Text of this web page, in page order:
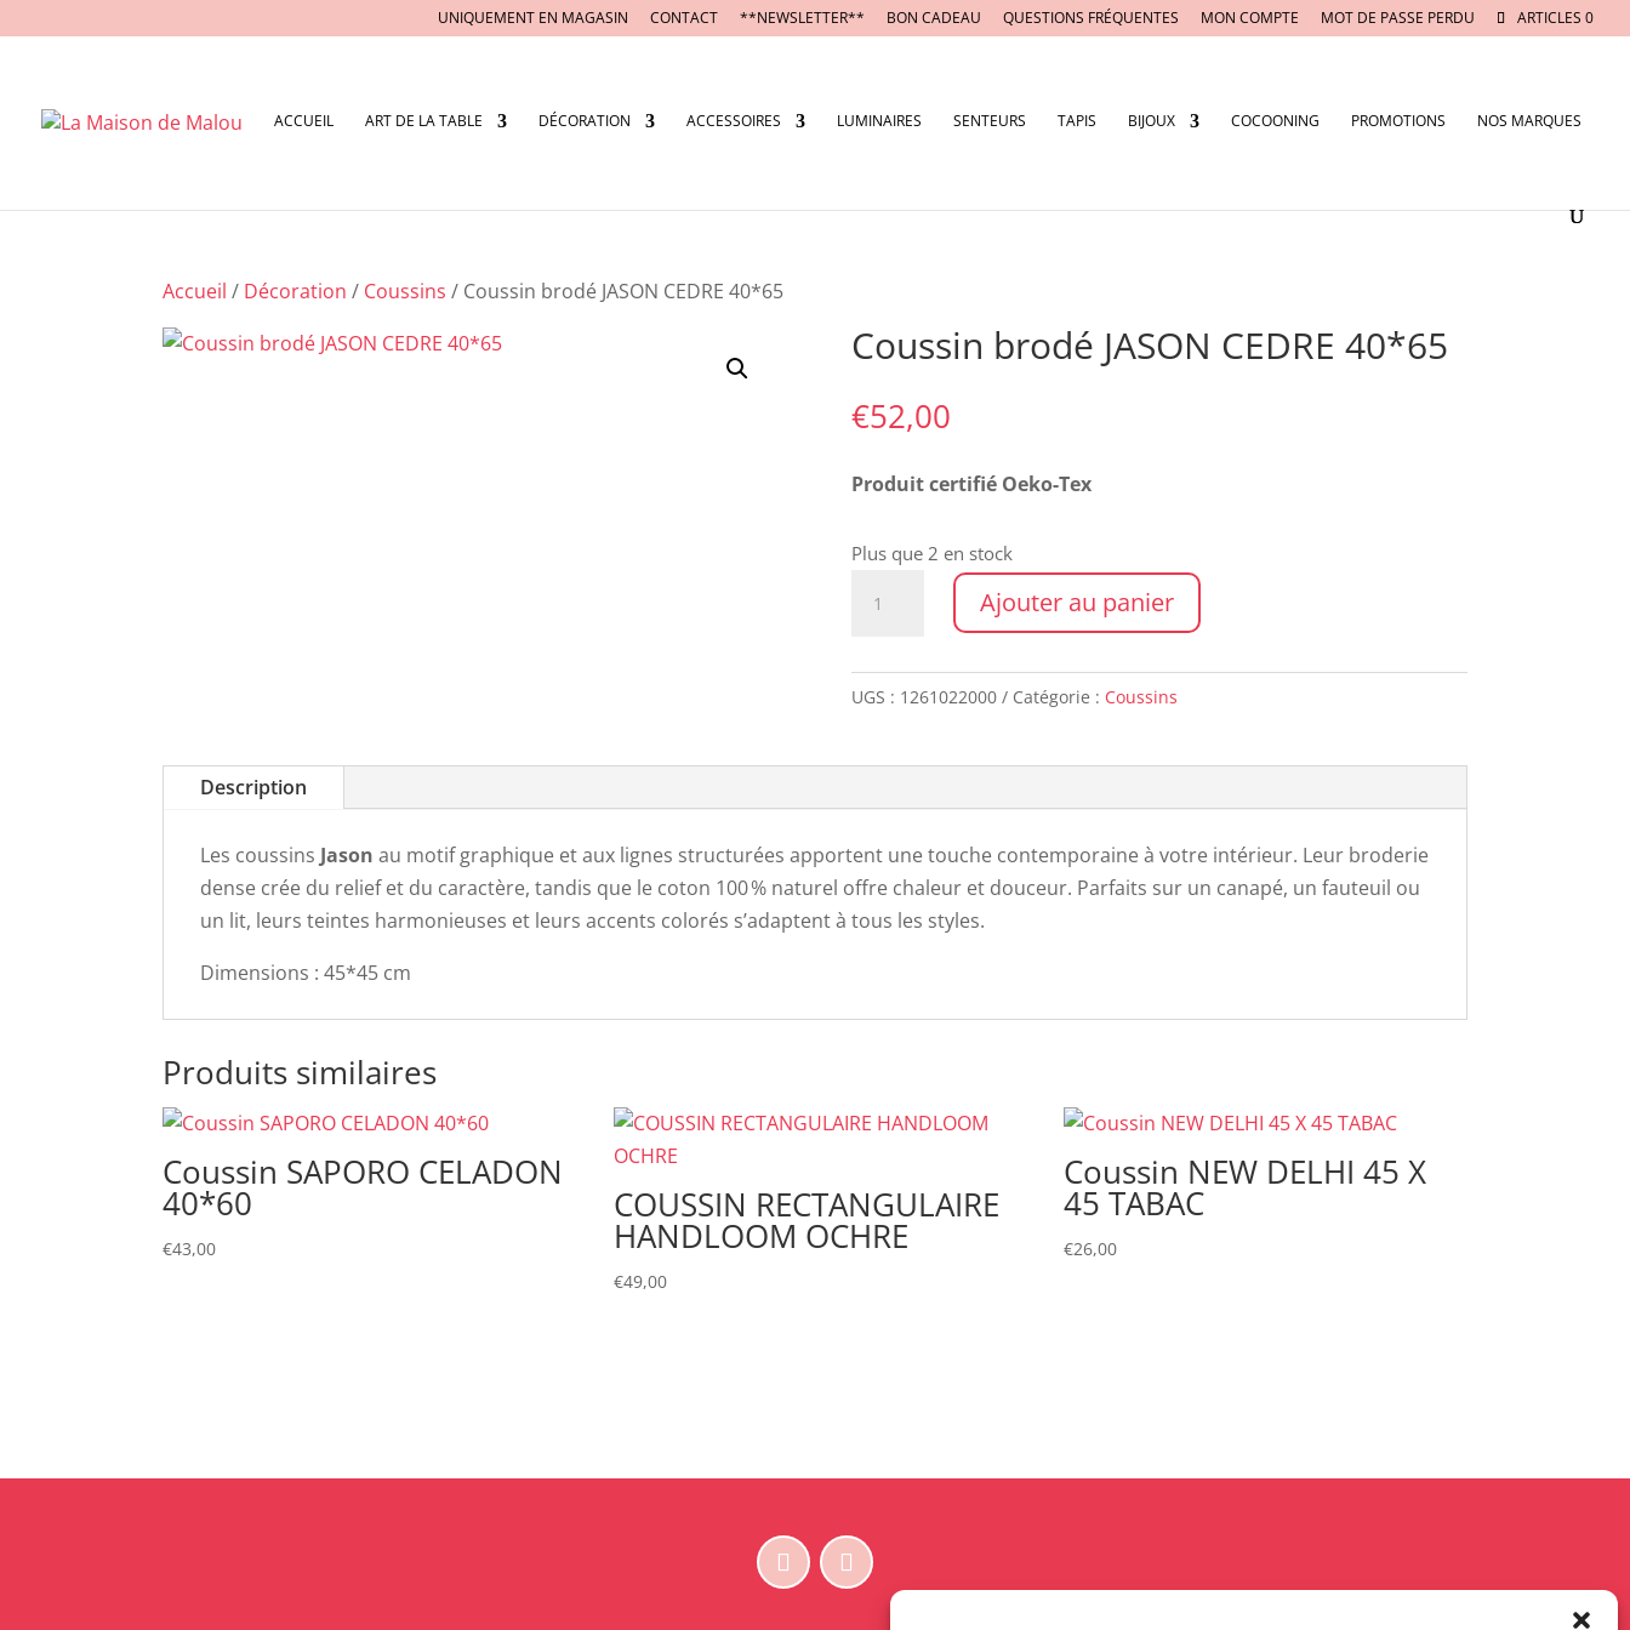
UNIQUEMENT EN MAGASIN CONTACT **NEWSLETTER** BON CADEAU QUESTIONS FRÉQUENTES MON COMPTE MOT DE PASSE PERDU ARTICLES 0
ACCUEIL ART DE LA TABLE DÉCORATION ACCESSOIRES LUMINAIRES SENTEURS TAPIS BIJOUX COCOONING PROMOTIONS NOS MARQUES
Accueil / Décoration / Coussins / Coussin brodé JASON CEDRE 40*65
Coussin brodé JASON CEDRE 40*65
€52,00
Produit certifié Oeko-Tex
Plus que 2 en stock
brodé
Ajouter au panier
UGS : 1261022000 Catégorie : Coussins
Description
Les coussins Jason au motif graphique et aux lignes structurées apportent une touche contemporaine à votre intérieur. Leur broderie
dense crée du relief et du caractère, tandis que le coton 100 % naturel offre chaleur et douceur. Parfaits sur un canapé, un fauteuil ou
un lit, leurs teintes harmonieuses et leurs accents colorés s’adaptent à tous les styles.
Dimensions : 45*45 cm
Produits similaires
Coussin SAPORO CELADON
40*60
€43,00
COUSSIN RECTANGULAIRE
HANDLOOM OCHRE
€49,00
Coussin NEW DELHI 45 X
45 TABAC
€26,00